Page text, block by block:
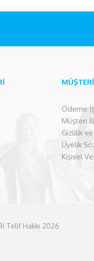
Ödeme
Müşteri
Gizlilik
Üyelik
Kişisel
Telif Hakkı 2026